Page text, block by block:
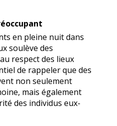
en pleine nuit dans
soulève des
respect des lieux
de rappeler que des
non seulement
mais également
des individus eux-